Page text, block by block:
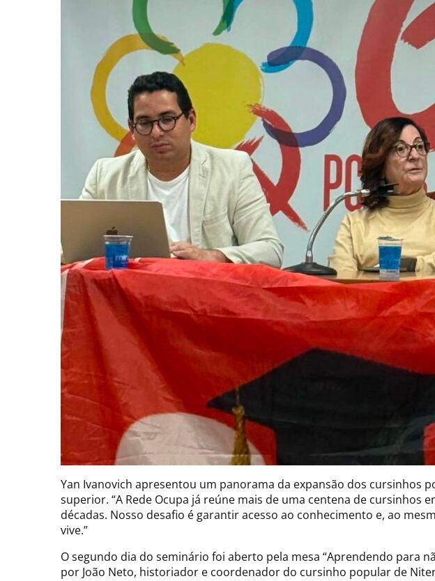
Yan Ivanovich apresentou um panorama da expansão dos cursinhos
superior. “A Rede Ocupa já reúne mais de uma centena de cursinhos
décadas. Nosso desafio é garantir acesso ao conhecimento e, ao
vive.”
O segundo dia do seminário foi aberto pela mesa “Aprendendo para
por João Neto, historiador e coordenador do cursinho popular de